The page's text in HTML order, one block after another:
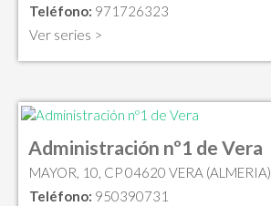
Teléfono: 971726323
Ver series >
Administración nº1 de Vera
MAYOR, 10, CP 04620 VERA (ALMERIA)
Teléfono: 950390731